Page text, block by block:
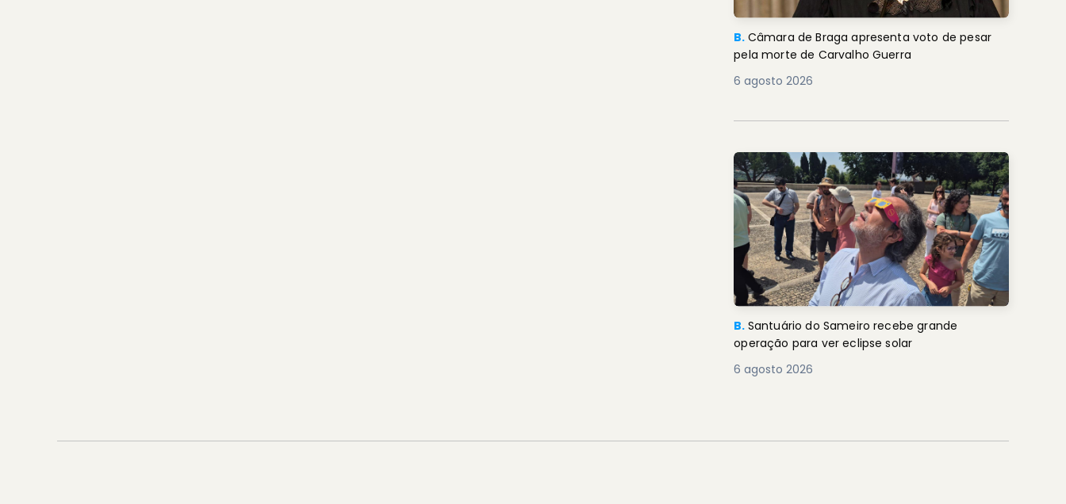
B. Câmara de Braga apresenta voto de pesar
pela morte de Carvalho Guerra
6 agosto 2026
B. Santuário do Sameiro recebe grande
operação para ver eclipse solar
6 agosto 2026